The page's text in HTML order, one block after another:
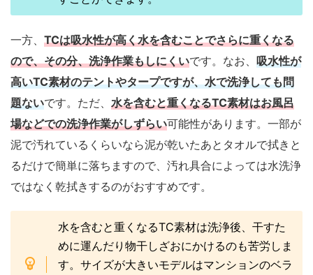
一方、 TCは吸水性が高く水を含むことでさらに重くなる
ので、その分、洗浄作業もしにくいです。なお、 吸水性が
高いTC素材のテントやタープですが、水で洗浄しても問
題ないです。ただ、 水を含むと重くなるTC素材はお風呂
場などでの洗浄作業がしずらい可能性があります。一部が
泥で汚れているくらいなら泥が乾いたあとタオルで拭きと
るだけで簡単に落ちますので、汚れ具合によっては水洗浄
ではなく乾拭きするのがおすすめです。
水を含むと重くなるTC素材は洗浄後、干すた
めに運んだり物干しざおにかけるのも苦労しま
す。サイズが大きいモデルはマンションのベラ